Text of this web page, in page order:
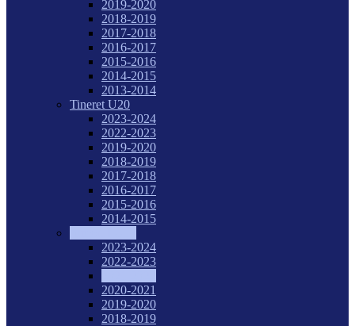
2019-2020
2018-2019
2017-2018
2016-2017
2015-2016
2014-2015
2013-2014
Tineret U20
2023-2024
2022-2023
2019-2020
2018-2019
2017-2018
2016-2017
2015-2016
2014-2015
2023-2024
2022-2023
2020-2021
2019-2020
2018-2019